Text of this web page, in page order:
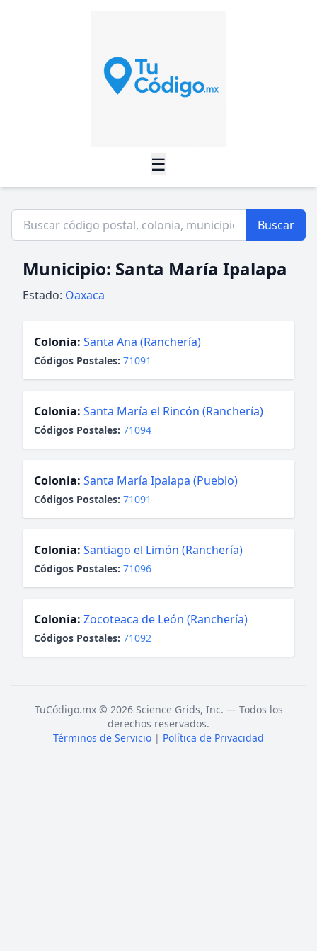
☰
Buscar
Municipio: Santa María Ipalapa
Estado: Oaxaca
Colonia: Santa Ana (Ranchería)
Códigos Postales: 71091
Colonia: Santa María el Rincón (Ranchería)
Códigos Postales: 71094
Colonia: Santa María Ipalapa (Pueblo)
Códigos Postales: 71091
Colonia: Santiago el Limón (Ranchería)
Códigos Postales: 71096
Colonia: Zocoteaca de León (Ranchería)
Códigos Postales: 71092
TuCódigo.mx © 2026 Science Grids, Inc. — Todos los
derechos reservados.
Términos de Servicio | Política de Privacidad